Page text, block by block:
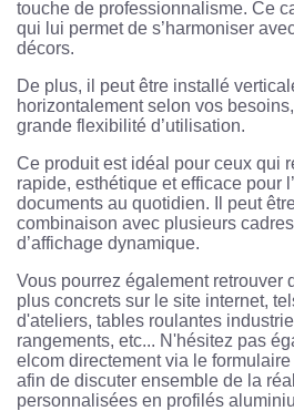
touche de professionnalisme. Ce
qui lui permet de s’harmoniser
décors.
De plus, il peut être installé
horizontalement selon vos
grande flexibilité d’utilisation.
Ce produit est idéal pour ceux qui
rapide, esthétique et efficace pour
documents au quotidien. Il peut
combinaison avec plusieurs
d’affichage dynamique.
Vous pourrez également retrouver
plus concrets sur le site internet,
d'ateliers, tables roulantes
rangements, etc... N'hésitez pas
elcom directement via le
afin de discuter ensemble de la
personnalisées en profilés